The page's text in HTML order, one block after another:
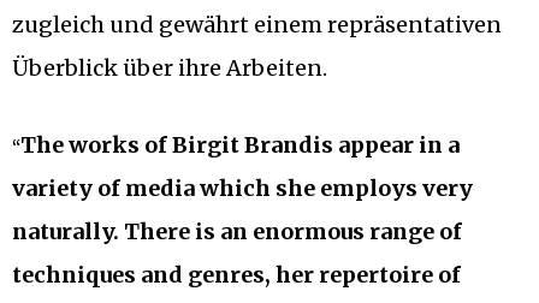
zugleich und gewährt einem repräsentativen
Überblick über ihre Arbeiten.
“The works of Birgit Brandis appear in a
variety of media which she employs very
naturally. There is an enormous range of
techniques and genres, her repertoire of